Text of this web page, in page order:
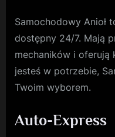
Samochodowy Anioł
dostępny 24/7. Mają
mechaników i oferują
jesteś w potrzebie,
Twoim wyborem.
Auto-Express